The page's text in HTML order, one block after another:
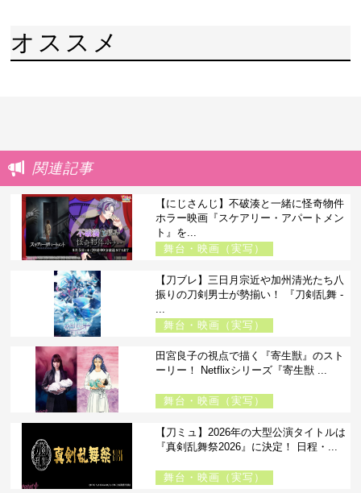
オススメ
関連記事
【にじさんじ】不破湊と一緒に怪奇物件
ホラー映画『スケアリー・アパートメン
ト』を...
舞台・映画（実写）
【刀ブレ】三日月宗近や加州清光たち八
振りの刀剣男士が勢揃い！ 『刀剣乱舞 -
舞台・映画（実写）
田宮良子の視点で描く『寄生獣』のスト
ーリー！ Netflixシリーズ『寄生獣 ...
舞台・映画（実写）
【刀ミュ】2026年の大型公演タイトルは
『真剣乱舞祭2026』に決定！ 日程・...
舞台・映画（実写）